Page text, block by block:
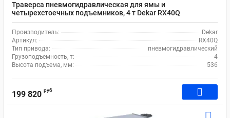
Траверса пневмогидравлическая для ямы и
четырехстоечных подъемников, 4 т Dekar RX40Q
Производитель:
Dekar
Артикул:
RX40Q
Тип привода:
пневмогидравлический
Грузоподъемность, т:
4
Высота подъема, мм:
536
199 820 руб